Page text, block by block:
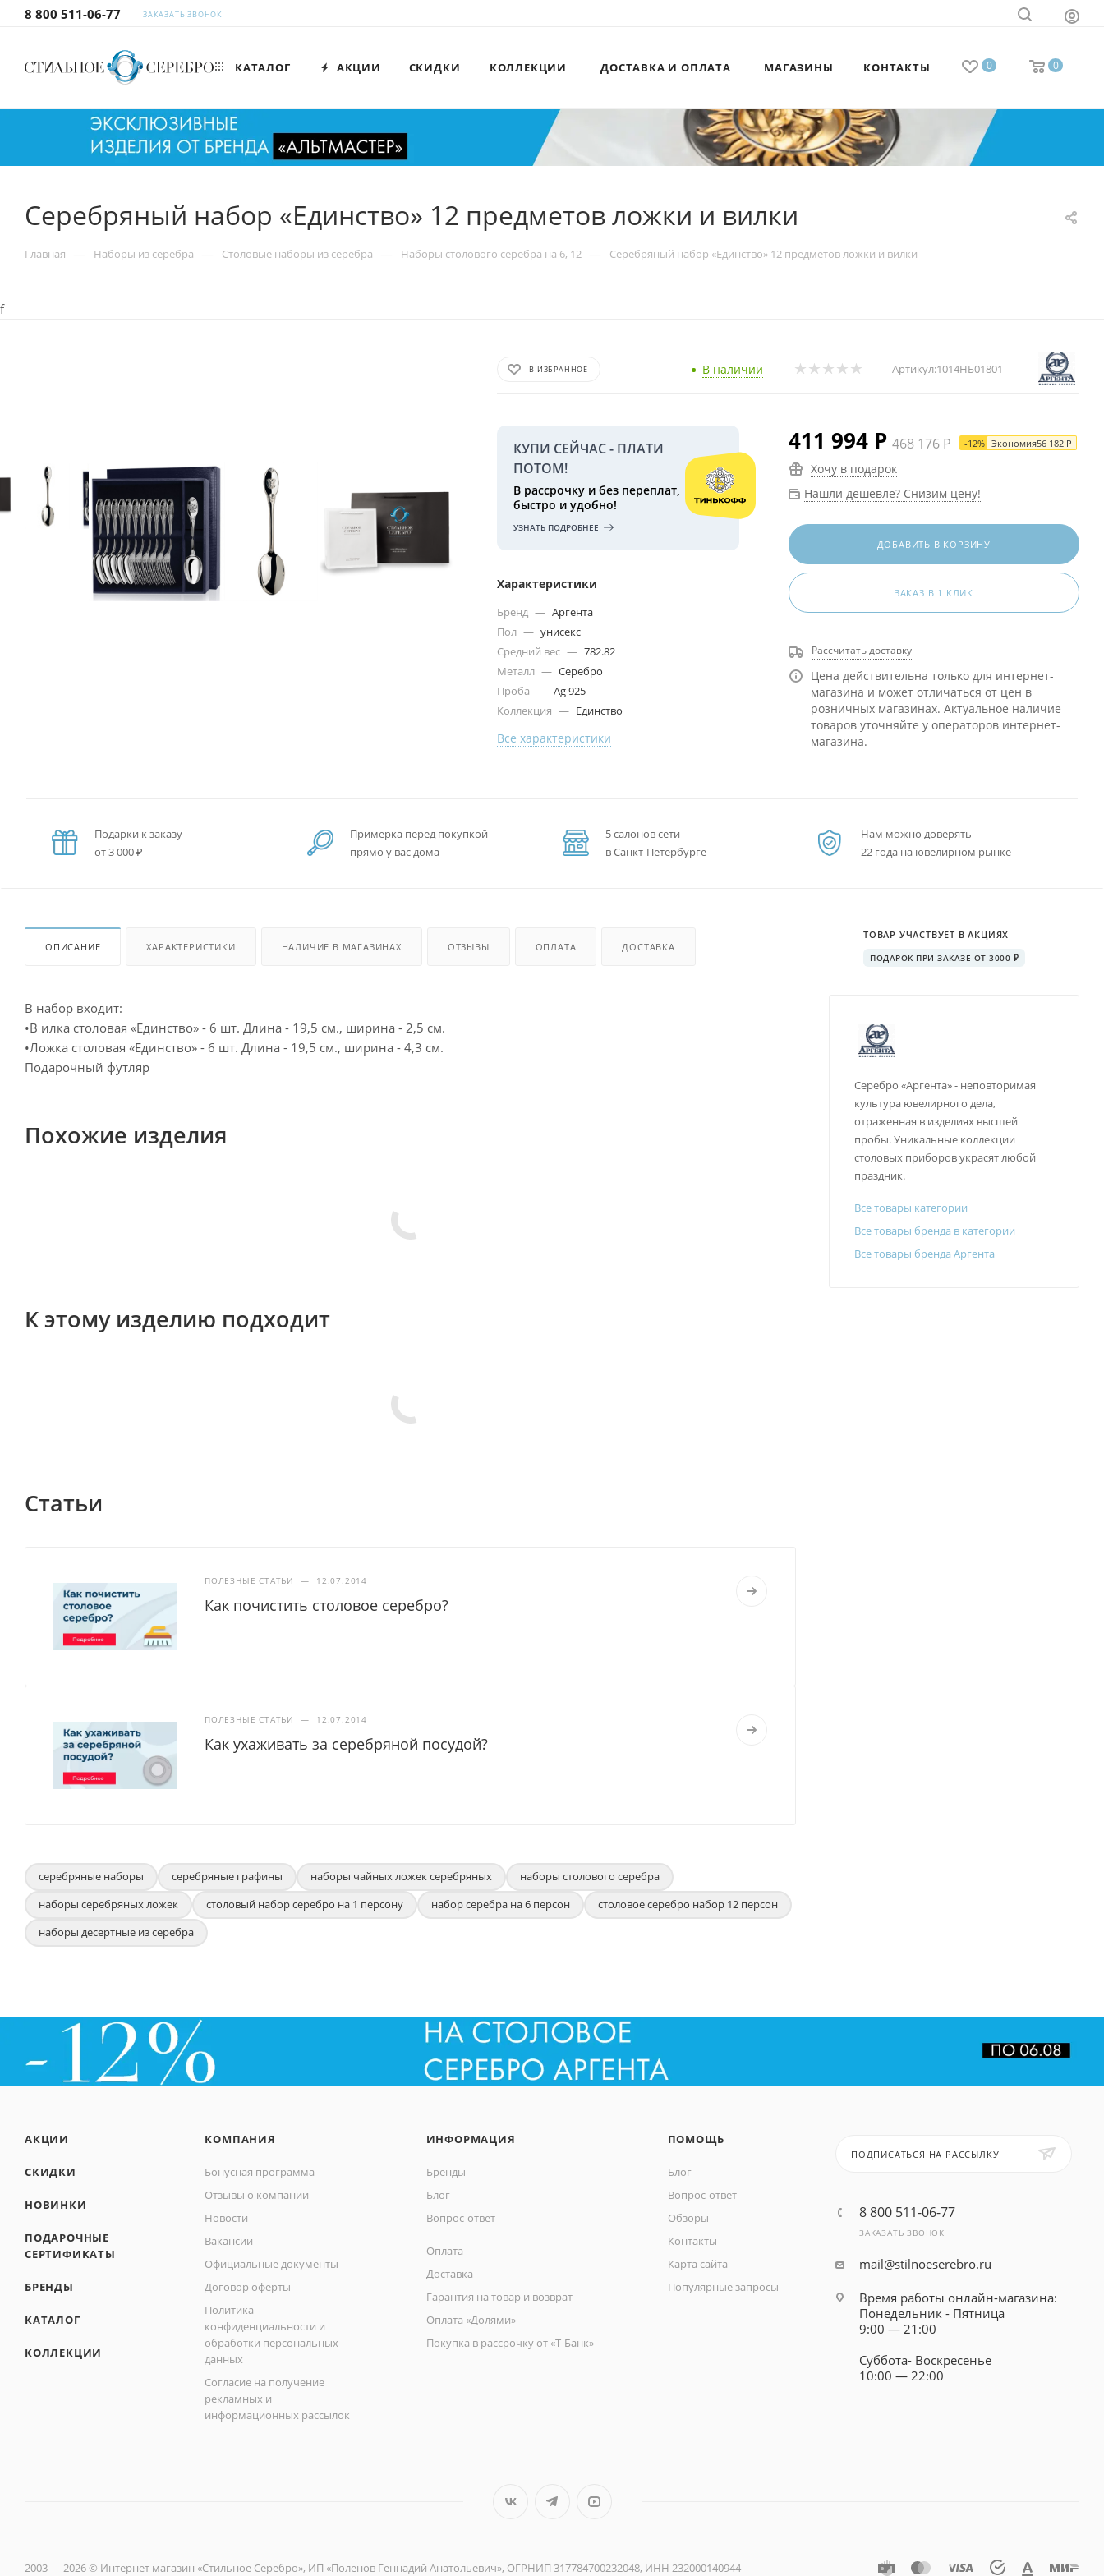
8 800 511-06-77 ЗАКАЗАТЬ ЗВОНОК
0 0
КАТАЛОГ АКЦИИ СКИДКИ КОЛЛЕКЦИИ ДОСТАВКА И ОПЛАТА МАГАЗИНЫ КОНТАКТЫ
Серебряный набор «Единство» 12 предметов ложки и вилки
Главная — Наборы из серебра — Столовые наборы из серебра — Наборы столового серебра на 6, 12 — Серебряный набор «Единство» 12 предметов ложки и вилки
f
В ИЗБРАННОЕ В наличии Артикул:1014НБ01801
КУПИ СЕЙЧАС - ПЛАТИ
ПОТОМ!
В рассрочку и без переплат,
быстро и удобно!
УЗНАТЬ ПОДРОБНЕЕ
Характеристики
Бренд — Аргента
Пол — унисекс
Средний вес — 782.82
Металл — Серебро
Проба — Ag 925
Коллекция — Единство
Все характеристики
411 994Р 468 176Р -12% Экономия56 182Р
Хочу в подарок
Нашли дешевле? Снизим цену!
ДОБАВИТЬ В КОРЗИНУ
ЗАКАЗ В 1 КЛИК
Рассчитать доставку
Цена действительна только для интернет-
магазина и может отличаться от цен в
розничных магазинах. Актуальное наличие
товаров уточняйте у операторов интернет-
магазина.
Подарки к заказу
от 3 000 ₽
Примерка перед покупкой
прямо у вас дома
5 салонов сети
в Санкт-Петербурге
Нам можно доверять -
22 года на ювелирном рынке
ОПИСАНИЕ ХАРАКТЕРИСТИКИ НАЛИЧИЕ В МАГАЗИНАХ ОТЗЫВЫ ОПЛАТА ДОСТАВКА
В набор входит:
•В илка столовая «Единство» - 6 шт. Длина - 19,5 см., ширина - 2,5 см.
•Ложка столовая «Единство» - 6 шт. Длина - 19,5 см., ширина - 4,3 см.
Подарочный футляр
Похожие изделия
К этому изделию подходит
Статьи
ПОЛЕЗНЫЕ СТАТЬИ — 12.07.2014
Как почистить столовое серебро?
ПОЛЕЗНЫЕ СТАТЬИ — 12.07.2014
Как ухаживать за серебряной посудой?
серебряные наборы серебряные графины наборы чайных ложек серебряных
наборы столового серебра
наборы серебряных ложек
столовый набор серебро на 1 персону набор серебра на 6 персон
столовое серебро набор 12 персон
наборы десертные из серебра
ТОВАР УЧАСТВУЕТ В АКЦИЯХ
ПОДАРОК ПРИ ЗАКАЗЕ ОТ 3000 ₽
Серебро «Аргента» - неповторимая
культура ювелирного дела,
отраженная в изделиях высшей
пробы. Уникальные коллекции
столовых приборов украсят любой
праздник.
Все товары категории
Все товары бренда в категории
Все товары бренда Аргента
АКЦИИ
СКИДКИ
НОВИНКИ
ПОДАРОЧНЫЕ
СЕРТИФИКАТЫ
БРЕНДЫ
КАТАЛОГ
КОЛЛЕКЦИИ
КОМПАНИЯ
Бонусная программа
Отзывы о компании
Новости
Вакансии
Официальные документы
Договор оферты
Политика
конфиденциальности и
обработки персональных
данных
Согласие на получение
рекламных и
информационных рассылок
ИНФОРМАЦИЯ
Бренды
Блог
Вопрос-ответ
Оплата
Доставка
Гарантия на товар и возврат
Оплата «Долями»
Покупка в рассрочку от «Т-Банк»
ПОМОЩЬ
Блог
Вопрос-ответ
Обзоры
Контакты
Карта сайта
Популярные запросы
ПОДПИСАТЬСЯ НА РАССЫЛКУ
8 800 511-06-77
ЗАКАЗАТЬ ЗВОНОК
mail@stilnoeserebro.ru
Время работы онлайн-магазина:
Понедельник - Пятница
9:00 — 21:00
Суббота- Воскресенье
10:00 — 22:00
2003 — 2026 © Интернет магазин «Стильное Серебро», ИП «Поленов Геннадий Анатольевич», ОГРНИП 317784700232048, ИНН 232000140944